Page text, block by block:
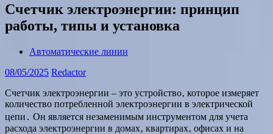
Счетчик электроэнергии: принцип
работы, типы и установка
Автоматические линии
08/05/2025 Redactor
Счетчик электроэнергии – это устройство‚ которое измеряет
количество потребленной электроэнергии в электрической
цепи․ Он является незаменимым инструментом для учета
расхода электроэнергии в домах‚ квартирах‚ офисах и на